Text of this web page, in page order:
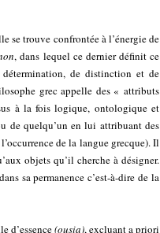
se trouve confrontée à l’énergie de
, dans lequel ce dernier définit ce
détermination, de distinction et de
grec appelle des « attributs
à la fois logique, ontologique et
de quelqu’un en lui attribuant des
de la langue grecque). Il
objets qu’il cherche à désigner.
sa permanence c’est-à-dire de la
d’essence(ousia), excluant a priori